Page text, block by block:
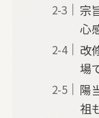
宗
心
改
場
陽
祖